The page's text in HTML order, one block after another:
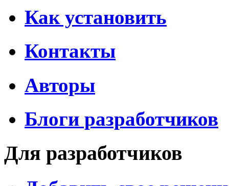
Как установить
Контакты
Авторы
Блоги разработчиков
Для разработчиков